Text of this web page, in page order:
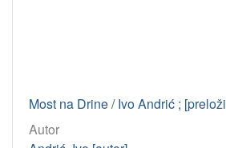
Most na Drine / Ivo Andrić ;
Autor